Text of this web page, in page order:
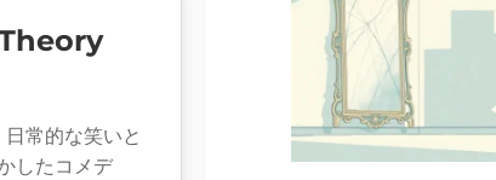
常的な笑いと
したコメデ